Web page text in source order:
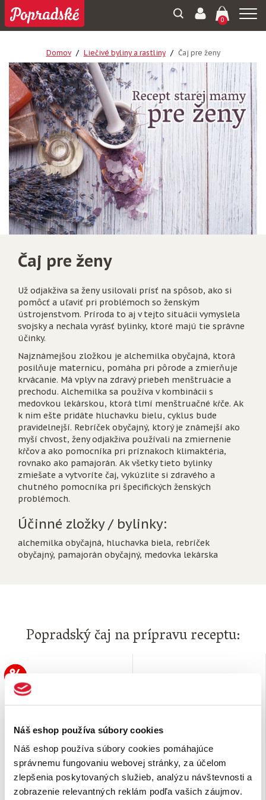
Náš eshop používa súbory cookies
Náš eshop používa súbory cookies pomáhajúce
správnemu fungovaniu webovej stránky, za účelom
zlepšenia poskytovaných služieb, analýzu návštevnosti a
zobrazenie relevantných reklám podľa vašich záujmov.
0
Domov Liečivé byliny a rastliny Čaj pre ženy
Čaj pre ženy
Už odjakživa sa ženy usilovali prísť na spôsob, ako si
pomôcť a uľaviť pri problémoch so ženským
ústrojenstvom. Príroda to aj v tejto situácii vymyslela
svojsky a nechala vyrásť bylinky, ktoré majú tie správne
účinky.
Najznámejšou zložkou je alchemilka obyčajná, ktorá
posilňuje maternicu, pomáha pri pôrode a zmierňuje
krvácanie. Má vplyv na zdravý priebeh menštruácie a
prechodu. Alchemilka sa používa v kombinácii s
medovkou lekárskou, ktorá tlmí menštruačné kŕče. Ak
k nim ešte pridáte hluchavku bielu, cyklus bude
pravidelnejší. Rebríček obyčajný, ktorý je známejší ako
myší chvost, ženy odjakživa používali na zmiernenie
kŕčov a ako pomocníka pri príznakoch klimaktéria,
rovnako ako pamajorán. Ak všetky tieto bylinky
zmiešate a vytvoríte čaj, vykúzlite si zdravého a
chutného pomocníka pri špecifických ženských
problémoch.
Účinné zložky / bylinky:
alchemilka obyčajná, hluchavka biela, rebríček
obyčajný, pamajorán obyčajný, medovka lekárska
Popradský čaj na prípravu receptu:
Bylinný čaj Medovka
lekárska
Funkčný čaj Ženský
Bolesti a kŕče